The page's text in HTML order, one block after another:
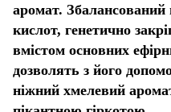
аромат. Збалансований
кислот, генетично
вмістом основних
дозволять з його
ніжний хмелевий